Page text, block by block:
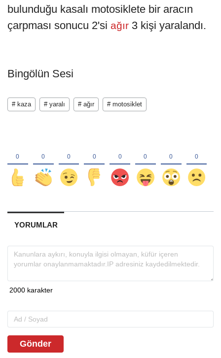
bulunduğu kasalı motosiklete bir aracın
çarpması sonucu 2'si ağır 3 kişi yaralandı.
Bingölün Sesi
# kaza # yaralı # ağır # motosiklet
YORUMLAR
Gönder